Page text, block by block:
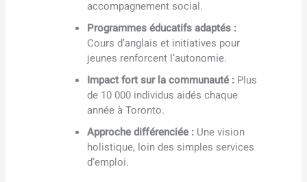
accompagnement social.
Programmes éducatifs adaptés :
Cours d’anglais et initiatives pour
jeunes renforcent l’autonomie.
Impact fort sur la communauté : Plus
de 10 000 individus aidés chaque
année à Toronto.
Approche différenciée : Une vision
holistique, loin des simples services
d’emploi.